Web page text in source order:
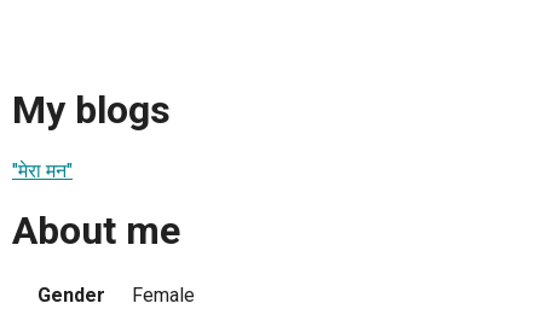
My blogs
"मेरा मन"
About me
Gender Female